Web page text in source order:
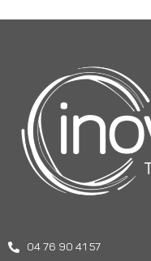
04 76 90 41 57